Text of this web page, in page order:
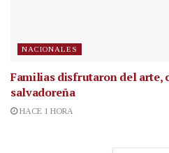
NACIONALES
Familias disfrutaron del arte,
salvadoreña
HACE 1 HORA